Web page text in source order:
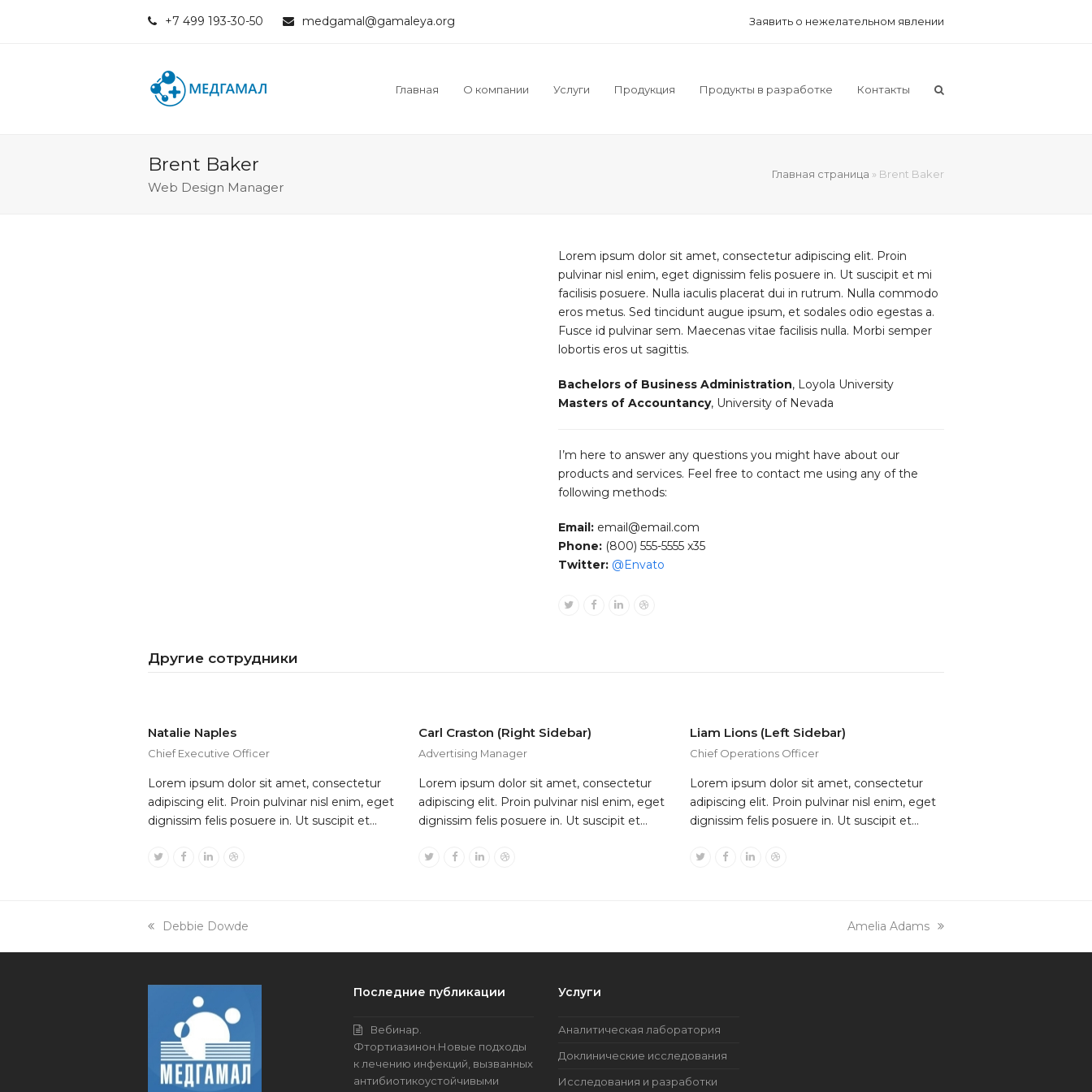
+7 499 193-30-50 medgamal@gamaleya.org Заявить о нежелательном явлении
Главная О компании Услуги Продукция Продукты в разработке Контакты
Brent Baker
Web Design Manager
Главная страница » Brent Baker
Lorem ipsum dolor sit amet, consectetur adipiscing elit. Proin
pulvinar nisl enim, eget dignissim felis posuere in. Ut suscipit et mi
facilisis posuere. Nulla iaculis placerat dui in rutrum. Nulla commodo
eros metus. Sed tincidunt augue ipsum, et sodales odio egestas a.
Fusce id pulvinar sem. Maecenas vitae facilisis nulla. Morbi semper
lobortis eros ut sagittis.
Bachelors of Business Administration, Loyola University
Masters of Accountancy, University of Nevada
I’m here to answer any questions you might have about our
products and services. Feel free to contact me using any of the
following methods:
Email: email@email.com
Phone: (800) 555-5555 x35
Twitter: @Envato
TwitterFacebook
LinkedinDribbble
Другие сотрудники
Natalie Naples
Chief Executive Officer
Lorem ipsum dolor sit amet, consectetur
adipiscing elit. Proin pulvinar nisl enim, eget
dignissim felis posuere in. Ut suscipit et…
TwitterFacebook
LinkedinDribbble
Carl Craston (Right Sidebar)
Advertising Manager
Lorem ipsum dolor sit amet, consectetur
adipiscing elit. Proin pulvinar nisl enim, eget
dignissim felis posuere in. Ut suscipit et…
TwitterFacebook
LinkedinDribbble
Liam Lions (Left Sidebar)
Chief Operations Officer
Lorem ipsum dolor sit amet, consectetur
adipiscing elit. Proin pulvinar nisl enim, eget
dignissim felis posuere in. Ut suscipit et…
TwitterFacebook
LinkedinDribbble
previous
Debbie Dowde
next
Amelia Adams
Последние публикации
Вебинар.
Фтортиазинон.Новые подходы
к лечению инфекций, вызванных
антибиотикоустойчивыми
Услуги
Аналитическая лаборатория
Доклинические исследования
Исследования и разработки